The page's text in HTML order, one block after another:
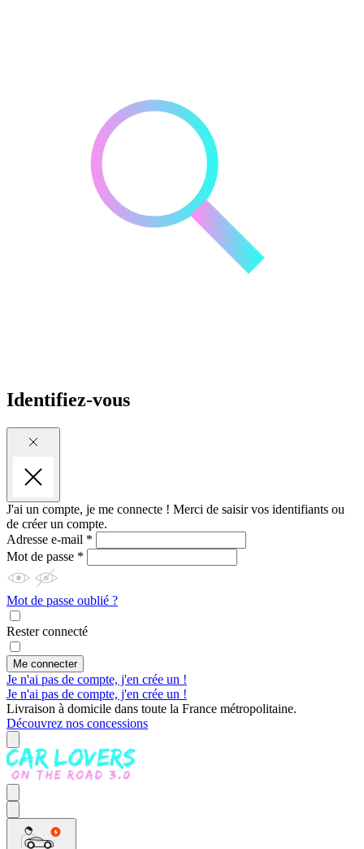
Identifiez-vous
J'ai un compte, je me connecte ! Merci de saisir vos identifiants ou
de créer un compte.
Adresse e-mail *
Mot de passe *
Mot de passe oublié ?
Rester connecté
Me connecter
Je n'ai pas de compte, j'en crée un !
Je n'ai pas de compte, j'en crée un !
Livraison à domicile dans toute la France métropolitaine.
Découvrez nos concessions